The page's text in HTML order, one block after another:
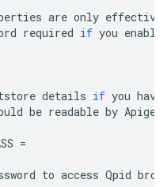
are only effective
required if you
details if you have
be readable by Apigee
=
to access Qpid